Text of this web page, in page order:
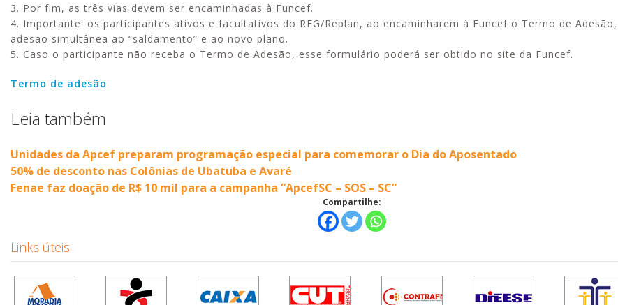
3. Por fim, as três vias devem ser encaminhadas à Funcef.
4. Importante: os participantes ativos e facultativos do REG/Replan, ao encaminharem à Funcef o Termo de
adesão simultânea ao “saldamento” e ao novo plano.
5. Caso o participante não receba o Termo de Adesão, esse formulário poderá ser obtido no site da Funcef.
Termo de adesão
Leia também
Unidades da Apcef preparam programação especial para comemorar o Dia do Aposentado
50% de desconto nas Colônias de Ubatuba e Avaré
Fenae faz doação de R$ 10 mil para a campanha “ApcefSC – SOS – SC”
Compartilhe:
Links úteis